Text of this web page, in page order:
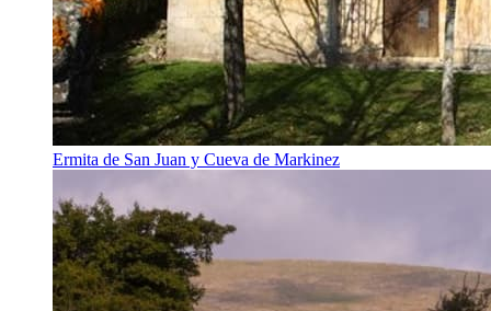
Ermita de San Juan y Cueva de Markinez